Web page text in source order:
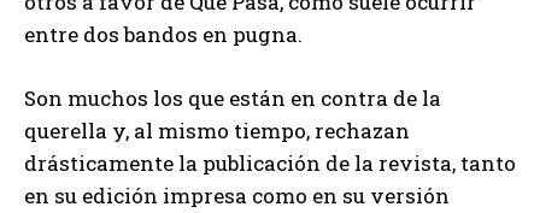
entre dos bandos en pugna.
Son muchos los que están en contra de la
querella y, al mismo tiempo, rechazan
drásticamente la publicación de la revista, tanto
en su edición impresa como en su versión